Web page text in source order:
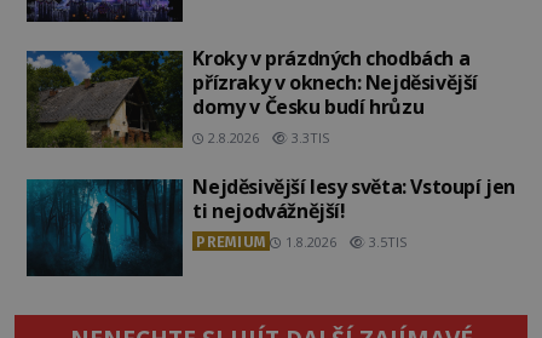
Kroky v prázdných chodbách a
přízraky v oknech: Nejděsivější
domy v Česku budí hrůzu
2.8.2026 3.3TIS
Nejděsivější lesy světa: Vstoupí jen
ti nejodvážnější!
PREMIUM 1.8.2026 3.5TIS